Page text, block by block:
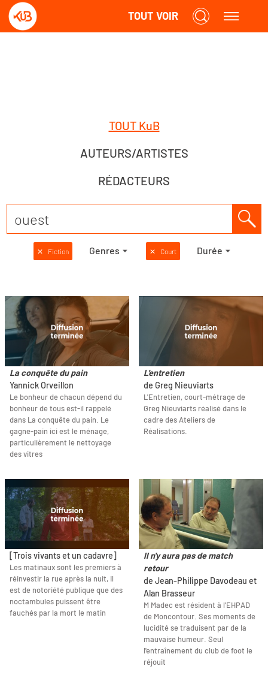
TOUT VOIR
TOUT KuB
AUTEURS/ARTISTES
RÉDACTEURS
✕ Fiction Genres ✕ Court Durée
La conquête du pain
Yannick Orveillon
Le bonheur de chacun dépend du
bonheur de tous est-il rappelé
dans La conquête du pain. Le
gagne-pain ici est le ménage,
particulièrement le nettoyage
des vitres
L'entretien
de Greg Nieuviarts
L'Entretien, court-métrage de
Greg Nieuviarts réalisé dans le
cadre des Ateliers de
Réalisations.
[Trois vivants et un cadavre]
Les matinaux sont les premiers à
réinvestir la rue après la nuit, Il
est de notoriété publique que des
noctambules puissent être
fauchés par la mort le matin
Il n'y aura pas de match
retour
de Jean-Philippe Davodeau et
Alan Brasseur
M Madec est résident à l'EHPAD
de Moncontour. Ses moments de
lucidité se traduisent par de la
mauvaise humeur. Seul
l'entraînement du club de foot le
réjouit